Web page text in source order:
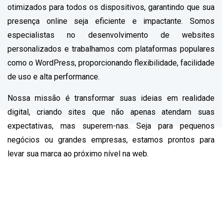
otimizados para todos os dispositivos, garantindo que sua
presença online seja eficiente e impactante. Somos
especialistas no desenvolvimento de websites
personalizados e trabalhamos com plataformas populares
como o WordPress, proporcionando flexibilidade, facilidade
de uso e alta performance.
Nossa missão é transformar suas ideias em realidade
digital, criando sites que não apenas atendam suas
expectativas, mas superem-nas. Seja para pequenos
negócios ou grandes empresas, estamos prontos para
levar sua marca ao próximo nível na web.